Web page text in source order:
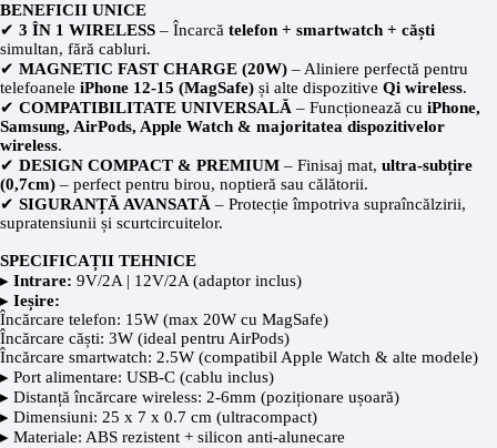
BENEFICII UNICE
✔ 3 ÎN 1 WIRELESS – Încarcă telefon + smartwatch + căști
simultan, fără cabluri.
✔ MAGNETIC FAST CHARGE (20W) – Aliniere perfectă pentru
telefoanele iPhone 12-15 (MagSafe) și alte dispozitive Qi wireless.
✔ COMPATIBILITATE UNIVERSALĂ – Funcționează cu iPhone,
Samsung, AirPods, Apple Watch & majoritatea dispozitivelor
wireless.
✔ DESIGN COMPACT & PREMIUM – Finisaj mat, ultra-subțire
(0,7cm) – perfect pentru birou, noptieră sau călătorii.
✔ SIGURANȚĂ AVANSATĂ – Protecție împotriva supraîncălzirii,
supratensiunii și scurtcircuitelor.
SPECIFICAȚII TEHNICE
▸ Intrare: 9V/2A | 12V/2A (adaptor inclus)
▸ Ieșire:
Încărcare telefon: 15W (max 20W cu MagSafe)
Încărcare căști: 3W (ideal pentru AirPods)
Încărcare smartwatch: 2.5W (compatibil Apple Watch & alte modele)
▸ Port alimentare: USB-C (cablu inclus)
▸ Distanță încărcare wireless: 2-6mm (poziționare ușoară)
▸ Dimensiuni: 25 x 7 x 0.7 cm (ultracompact)
▸ Materiale: ABS rezistent + silicon anti-alunecare